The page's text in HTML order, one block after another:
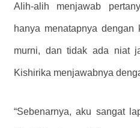
Alih-alih menjawab
hanya menatapnya dengan
murni, dan tidak ada niat
Kishirika menjawabnya
“Sebenarnya, aku sangat